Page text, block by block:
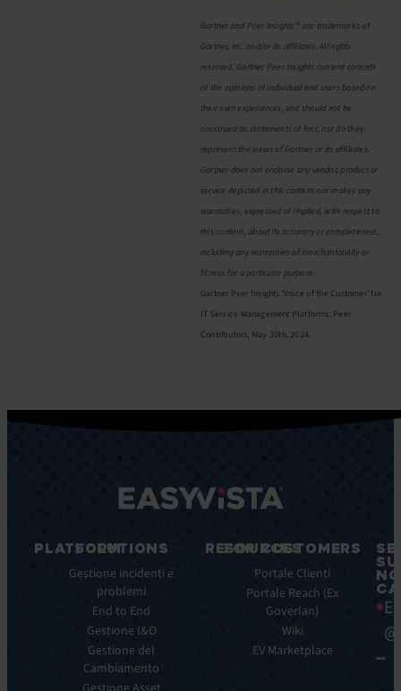
Gartner and Peer Insights™ are trademarks of
Gartner, Inc. and/or its affiliates. All rights
reserved. Gartner Peer Insights content consists
of the opinions of individual end users based on
their own experiences, and should not be
construed as statements of fact, nor do they
represent the views of Gartner or its affiliates.
Gartner does not endorse any vendor, product or
service depicted in this content nor makes any
warranties, expressed or implied, with respect to
this content, about its accuracy or completeness,
including any warranties of merchantability or
fitness for a particular purpose.
Gartner Peer Insights ‘Voice of the Customer’ for
IT Service Management Platforms: Peer
Contributors, May 30th, 2024.
PLATFORM
Caratteristiche
principali
principali
Integrazioni
SOLUTIONS
Gestione incidenti e
problemi
End to End
Gestione I&O
Gestione del
Cambiamento
RESOURCES
Ebook
Whitepaper
Study
FOR CUSTOMERS
Portale Clienti
Portale Reach (Ex
Goverlan)
Wiki
EV Marketplace